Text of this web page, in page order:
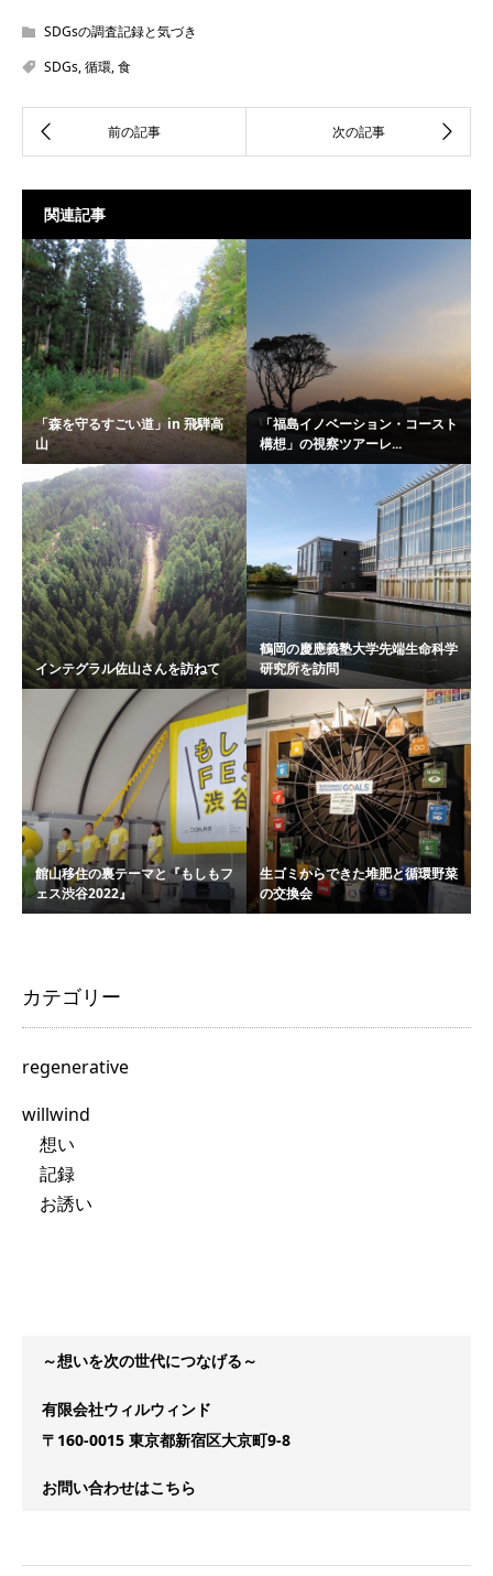
SDGsの調査記録と気づき
SDGs,循環,食
関連記事
「森を守るすごい道」in 飛騨高
山
「福島イノベーション・コースト
構想」の視察ツアーレ...
インテグラル佐山さんを訪ねて
鶴岡の慶應義塾大学先端生命科学
研究所を訪問
館山移住の裏テーマと『もしもフ
ェス渋谷2022』
生ゴミからできた堆肥と循環野菜
の交換会
カテゴリー
regenerative
willwind
想い
記録
お誘い
～想いを次の世代につなげる～
有限会社ウィルウィンド
〒160-0015 東京都新宿区大京町9-8
お問い合わせはこちら